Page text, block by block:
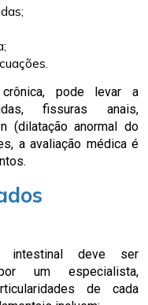
pode levar a
fissuras anais,
(dilatação anormal do
a avaliação médica é
intestinal deve ser
um especialista,
de cada